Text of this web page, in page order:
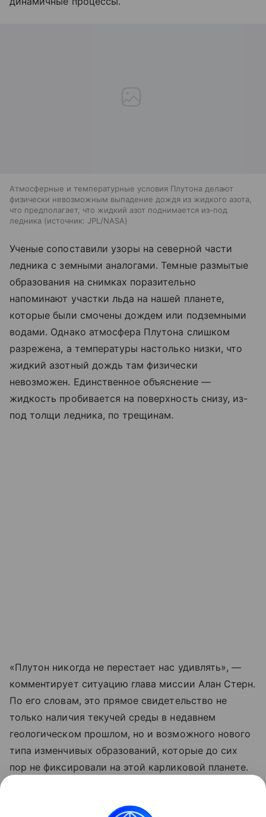
Атмосферные и температурные условия Плутона делают
физически невозможным выпадение дождя из жидкого азота,
что предполагает, что жидкий азот поднимается из-под
ледника
источник: JPL/NASA
Ученые сопоставили узоры на северной части
ледника с земными аналогами. Темные размытые
образования на снимках поразительно
напоминают участки льда на нашей планете,
которые были смочены дождем или подземными
водами. Однако атмосфера Плутона слишком
разрежена, а температуры настолько низки, что
жидкий азотный дождь там физически
невозможен. Единственное объяснение —
жидкость пробивается на поверхность снизу, из-
под толщи ледника, по трещинам.
«Плутон никогда не перестает нас удивлять», —
комментирует ситуацию глава миссии Алан Стерн.
По его словам, это прямое свидетельство не
только наличия текучей среды в недавнем
геологическом прошлом, но и возможного нового
типа изменчивых образований, которые до сих
пор не фиксировали на этой карликовой планете.